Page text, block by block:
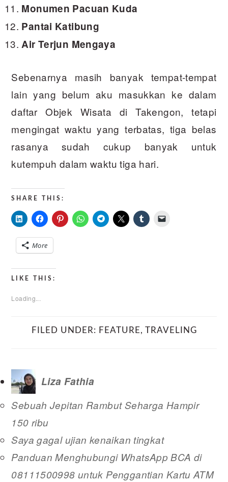
Monumen Pacuan Kuda
Pantai Katibung
Air Terjun Mengaya
Sebenarnya masih banyak tempat-tempat
lain yang belum aku masukkan ke dalam
daftar Objek Wisata di Takengon, tetapi
mengingat waktu yang terbatas, tiga belas
rasanya sudah cukup banyak untuk
kutempuh dalam waktu tiga hari.
SHARE THIS:
More
LIKE THIS:
Loading...
FILED UNDER: FEATURE, TRAVELING
Liza Fathia
Sebuah Jepitan Rambut Seharga Hampir
150 ribu
Saya gagal ujian kenaikan tingkat
Panduan Menghubungi WhatsApp BCA di
08111500998 untuk Penggantian Kartu ATM